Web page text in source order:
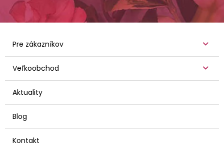
Pre zákazníkov
Veľkoobchod
Aktuality
Blog
Kontakt